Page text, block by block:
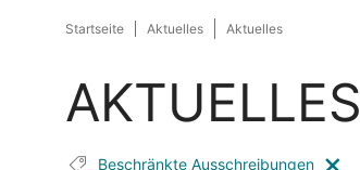
Startseite Aktuelles Aktuelles
AKTUELLES
Beschränkte Ausschreibungen